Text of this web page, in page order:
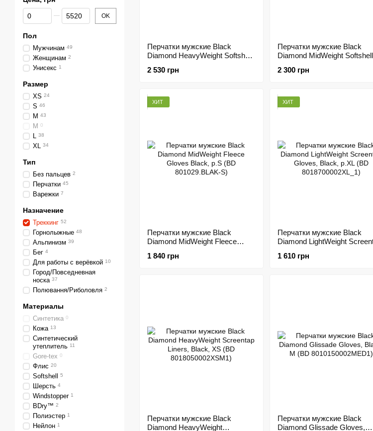
Перчатки мужские Black
Diamond HeavyWeight Softshell
801464.SMOK-L)
2 530 грн
Перчатки мужские Black
Diamond MidWeight Softshell
801041.SMOK-XL)
2 300 грн
ХИТ
Перчатки мужские Black
Diamond MidWeight Fleece
801029.BLAK-S)
1 840 грн
ХИТ
Перчатки мужские Black
Diamond LightWeight
8018700002XL_1)
1 610 грн
Перчатки мужские Black
Diamond HeavyWeight
Перчатки мужские Black
Diamond Glissade Gloves,
От Цена, грн
До Цена, грн OK
Пол
Мужчинам 49
Женщинам 2
Унисекс 1
Размер
XS 24
S 46
M 43
М 0
L 38
XL 34
Тип
Без пальцев 2
Перчатки 45
Варежки 7
Назначение
Треккинг 52
Горнолыжные 48
Альпинизм 39
Бег 4
Для работы с верёвкой 10
Город/Повседневная
носка 37
Полювання/Риболовля 2
Материалы
Синтетика 0
Кожа 13
Синтетический
утеплитель 11
Gore-tex 0
Флис 20
Softshell 5
Шерсть 4
Windstopper 1
BDry™ 2
Полиэстер 1
Нейлон 1